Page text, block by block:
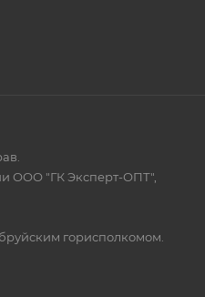
ООО "ГК Эксперт-ОПТ",
горисполкомом.